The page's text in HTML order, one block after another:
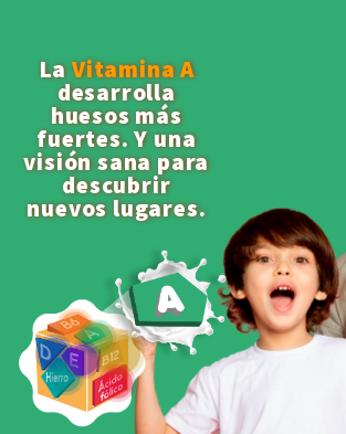
LaVitamina A
desarrolla
huesos más
fuertes. Y una
visión sana para
descubrir
nuevos lugares.